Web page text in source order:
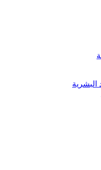
البشرية